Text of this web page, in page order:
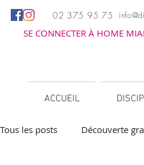
02 375 95 75
SE CONNECTER À HOME
ACCUEIL
Tous les posts Découverte